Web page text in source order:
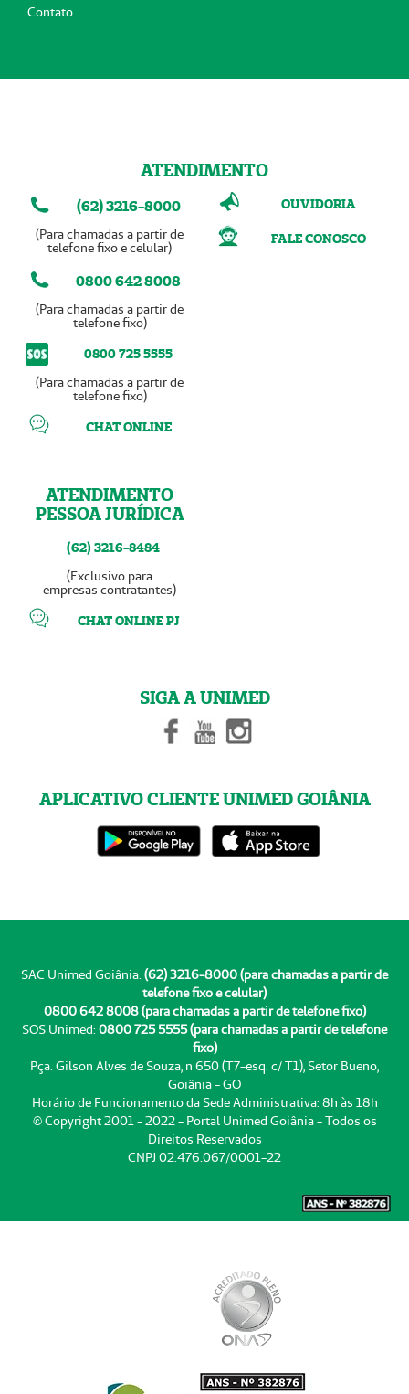
Contato
ATENDIMENTO
(62) 3216-8000
(Para chamadas a partir de
telefone fixo e celular)
0800 642 8008
(Para chamadas a partir de
telefone fixo)
0800 725 5555
(Para chamadas a partir de
telefone fixo)
CHAT ONLINE
ATENDIMENTO
PESSOA JURÍDICA
(62) 3216-8484
(Exclusivo para
empresas contratantes)
CHAT ONLINE PJ
OUVIDORIA
FALE CONOSCO
SIGA A UNIMED
APLICATIVO CLIENTE UNIMED GOIÂNIA
SAC Unimed Goiânia: (62) 3216-8000 (para chamadas a partir de
telefone fixo e celular)
0800 642 8008 (para chamadas a partir de telefone fixo)
SOS Unimed: 0800 725 5555 (para chamadas a partir de telefone
fixo)
Pça. Gilson Alves de Souza, n 650 (T7-esq. c/ T1), Setor Bueno,
Goiânia - GO
Horário de Funcionamento da Sede Administrativa: 8h às 18h
© Copyright 2001 - 2022 - Portal Unimed Goiânia - Todos os
Direitos Reservados
CNPJ 02.476.067/0001-22